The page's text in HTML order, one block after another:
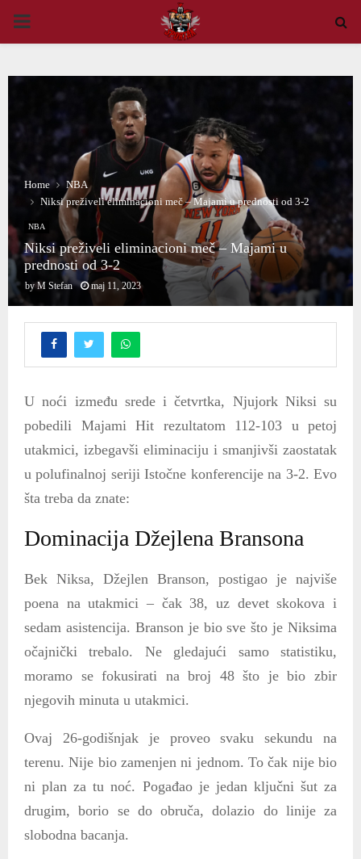
PRIMARY
Home
NBA
Niksi preživeli eliminacioni meč – Majami u prednosti od 3-2
NBA
Niksi preživeli eliminacioni meč – Majami u
prednosti od 3-2
byM Stefan maj 11, 2023
U noći između srede i četvrtka, Njujork Niksi su
pobedili Majami Hit rezultatom 112-103 u petoj
utakmici, izbegavši eliminaciju i smanjivši zaostatak
u polufinalnoj seriji Istočne konferencije na 3-2. Evo
šta treba da znate:
Dominacija Džejlena Bransona
Bek Niksa, Džejlen Branson, postigao je najviše
poena na utakmici – čak 38, uz devet skokova i
sedam asistencija. Branson je bio sve što je Niksima
očajnički trebalo. Ne gledajući samo statistiku,
moramo se fokusirati na broj 48 što je bio zbir
njegovih minuta u utakmici.
Ovaj 26-godišnjak je proveo svaku sekundu na
terenu. Nije bio zamenjen ni jednom. To čak nije bio
ni plan za tu noć. Pogađao je jedan ključni šut za
drugim, borio se do obruča, dolazio do linije za
slobodna bacanja.